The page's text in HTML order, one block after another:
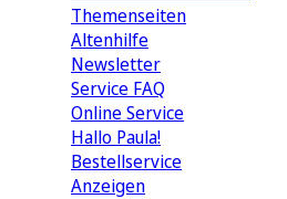
Themenseiten
Altenhilfe
Newsletter
Service FAQ
Online Service
Hallo Paula!
Bestellservice
Anzeigen